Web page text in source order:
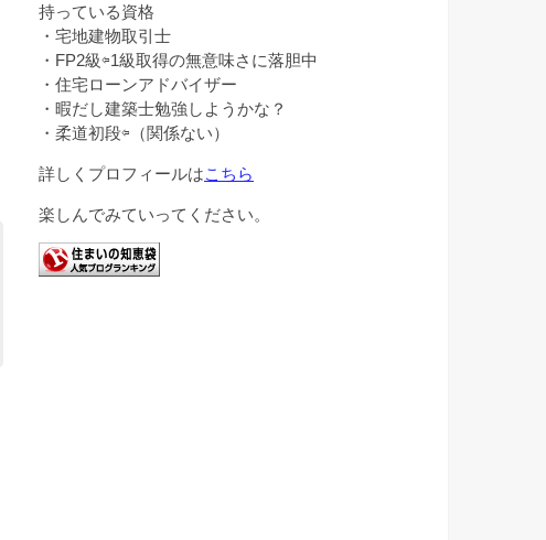
持っている資格
・宅地建物取引士
・FP2級⇦1級取得の無意味さに落胆中
・住宅ローンアドバイザー
・暇だし建築士勉強しようかな？
・柔道初段⇦（関係ない）
詳しくプロフィールはこちら
楽しんでみていってください。